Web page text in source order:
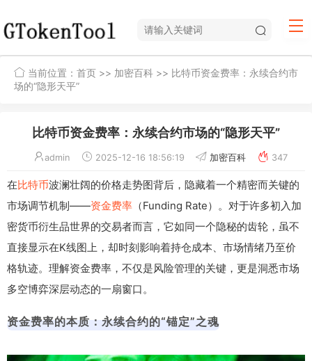
当前位置： 首页 >> 加密百科 >> 比特币资金费率：永续合约市
场的“隐形天平”
比特币资金费率：永续合约市场的“隐形天平”
admin 2025-12-16 18:56:19 加密百科 347
在比特币波澜壮阔的价格走势图背后，隐藏着一个精密而关键的
市场调节机制——资金费率 （Funding Rate）。对于许多初入加
密货币衍生品世界的交易者而言，它如同一个隐秘的齿轮，虽不
直接显示在K线图上，却时刻影响着持仓成本、市场情绪乃至价
格轨迹。理解资金费率，不仅是风险管理的关键，更是洞悉市场
多空博弈深层动态的一扇窗口。
资金费率的本质：永续合约的“锚定”之魂